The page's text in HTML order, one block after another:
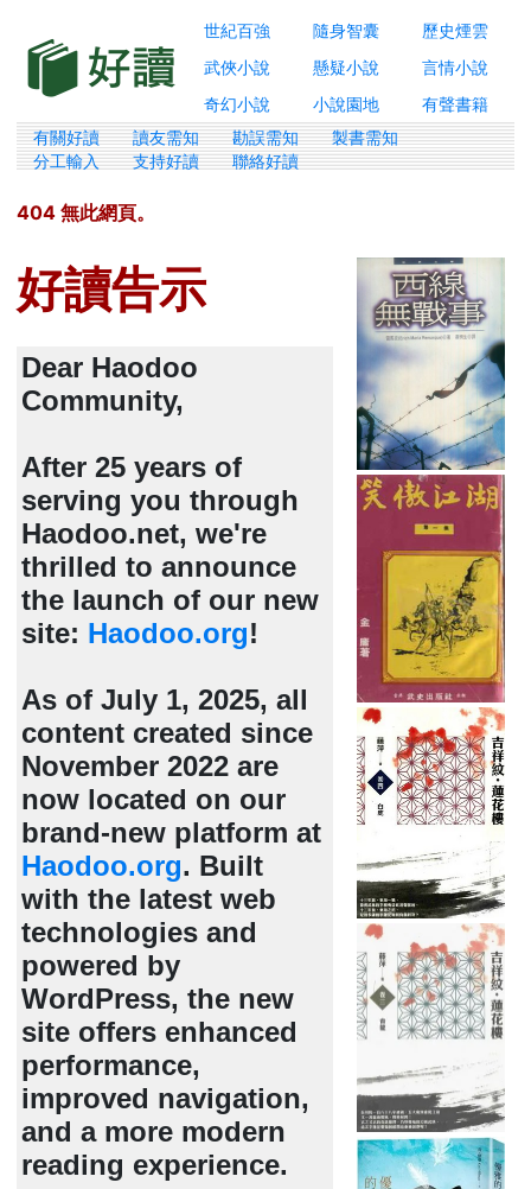
世紀百強 隨身智囊
歷史煙雲
武俠小說
懸疑小說
言情小說
奇幻小說
小說園地 有聲書籍
有關好讀 讀友需知 勘誤需知
製書需知
分工輸入
支持好讀 聯絡好讀
404 無此網頁。
好讀告示
Dear Haodoo
Community,
After 25 years of
serving you through
Haodoo.net, we're
thrilled to announce
the launch of our new
site: Haodoo.org!
As of July 1, 2025, all
content created since
November 2022 are
now located on our
brand-new platform at
Haodoo.org. Built
with the latest web
technologies and
powered by
WordPress, the new
site offers enhanced
performance,
improved navigation,
and a more modern
reading experience.